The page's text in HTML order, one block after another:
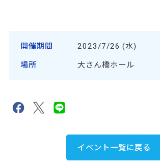
開催期間 2023/7/26 (水)
場所 大さん橋ホール
イベント一覧に戻る